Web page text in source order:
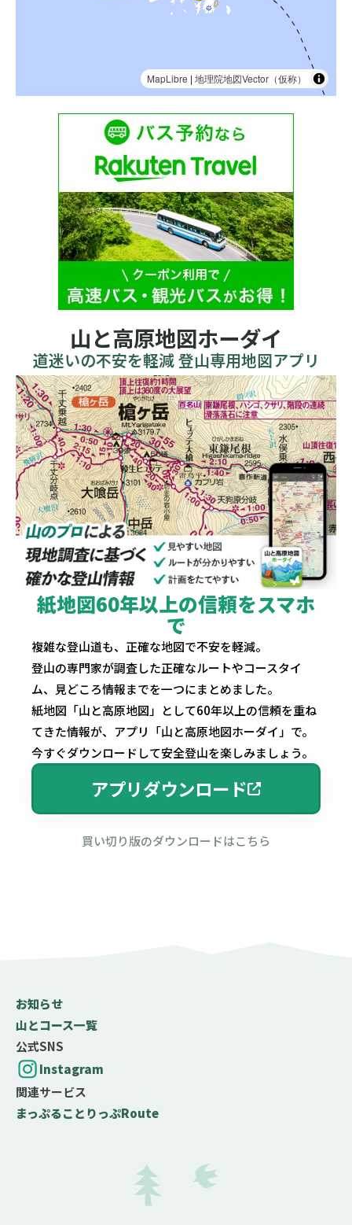
MapLibre |地理院地図Vector（仮称）
山と高原地図ホーダイ
道迷いの不安を軽減 登山専用地図アプリ
紙地図60年以上の信頼をスマホ
で
複雑な登山道も、正確な地図で不安を軽減。
登山の専門家が調査した正確なルートやコースタイ
ム、見どころ情報までを一つにまとめました。
紙地図「山と高原地図」として60年以上の信頼を重ね
てきた情報が、アプリ「山と高原地図ホーダイ」で。
今すぐダウンロードして安全登山を楽しみましょう。
アプリダウンロード
買い切り版のダウンロードはこちら
お知らせ
山とコース一覧
公式SNS
Instagram
関連サービス
まっぷることりっぷRoute